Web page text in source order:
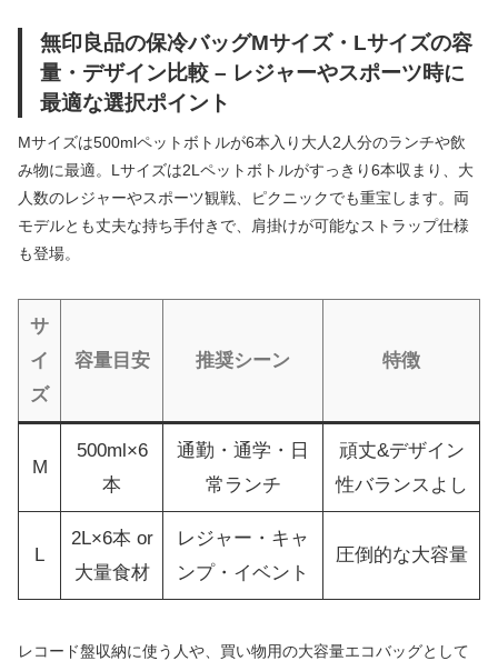
無印良品の保冷バッグMサイズ・Lサイズの容
量・デザイン比較 – レジャーやスポーツ時に
最適な選択ポイント
Mサイズは500mlペットボトルが6本入り大人2人分のランチや飲
み物に最適。Lサイズは2Lペットボトルがすっきり6本収まり、大
人数のレジャーやスポーツ観戦、ピクニックでも重宝します。両
モデルとも丈夫な持ち手付きで、肩掛けが可能なストラップ仕様
も登場。
サ
イ
ズ
容量目安 推奨シーン 特徴
M
500ml×6
本
通勤・通学・日
常ランチ
頑丈&デザイン
性バランスよし
L
2L×6本 or
大量食材
レジャー・キャ
ンプ・イベント
圧倒的な大容量
レコード盤収納に使う人や、買い物用の大容量エコバッグとして